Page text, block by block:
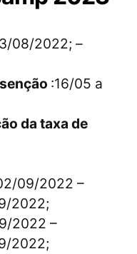
08/2022; –
:16/05 a
da taxa de
09/2022 –
2022;
2022 –
2022;